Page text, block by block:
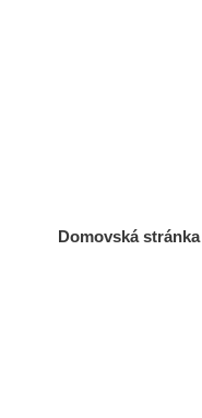
Domovská stránka